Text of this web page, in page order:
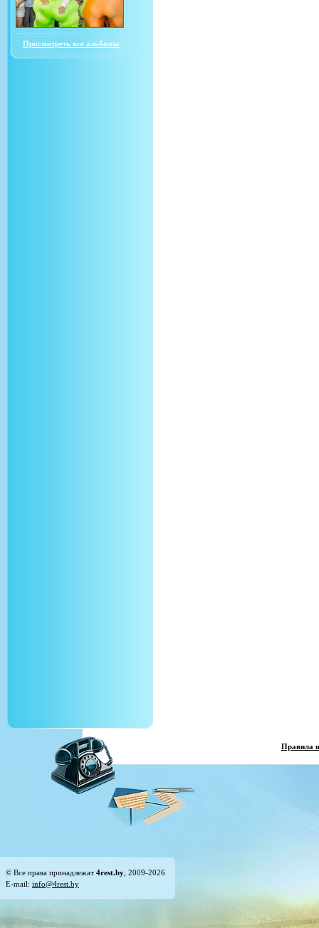
Просмотреть все альбомы
Правила
© Все права принадлежат 4rest.by , 2009-2026
E-mail: info@4rest.by